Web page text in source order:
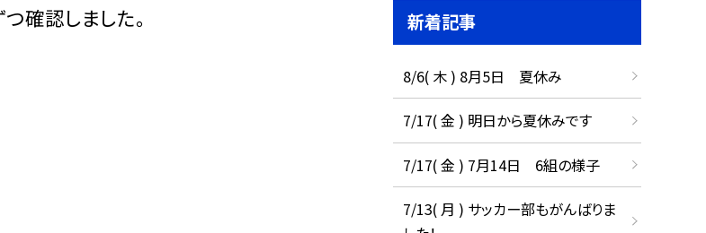
確認しました。
新着記事
8/6( 木 ) 8月5日 夏休み
7/17( 金 ) 明日から夏休みです
7/17( 金 ) 7月14日 6組の様子
7/13( 月 ) サッカー部もがんばりま